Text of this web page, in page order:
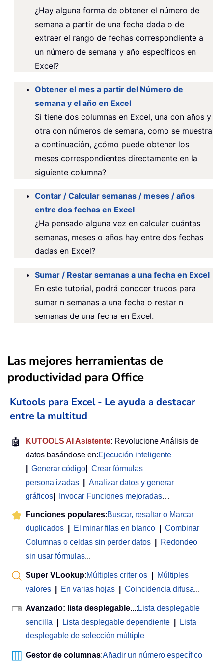
¿Hay alguna forma de obtener el número de
semana a partir de una fecha dada o de
extraer el rango de fechas correspondiente a
un número de semana y año específicos en
Excel?
Obtener el mes a partir del Número de
semana y el año en Excel
Si tiene dos columnas en Excel, una con años y
otra con números de semana, como se muestra
a continuación, ¿cómo puede obtener los
meses correspondientes directamente en la
siguiente columna?
Contar / Calcular semanas / meses / años
entre dos fechas en Excel
¿Ha pensado alguna vez en calcular cuántas
semanas, meses o años hay entre dos fechas
dadas en Excel?
Sumar / Restar semanas a una fecha en Excel
En este tutorial, podrá conocer trucos para
sumar n semanas a una fecha o restar n
semanas de una fecha en Excel.
Las mejores herramientas de
productividad para Office
Kutools para Excel - Le ayuda a destacar
entre la multitud
🤖 KUTOOLS AI Asistente: Revolucione Análisis de
datos basándose en:Ejecución inteligente
Generar código
Crear fórmulas
personalizadas
Analizar datos y generar
gráficos
Invocar Funciones mejoradas…
Funciones populares:Buscar, resaltar o Marcar
duplicados
Eliminar filas en blanco
Combinar
Columnas o celdas sin perder datos
Redondeo
sin usar fórmulas...
Super VLookup:Múltiples criterios
Múltiples
valores
En varias hojas Coincidencia difusa...
Avanzado: lista desplegable...: Lista desplegable
sencilla
Lista desplegable dependiente
Lista
desplegable de selección múltiple
Gestor de columnas:Añadir un número específico